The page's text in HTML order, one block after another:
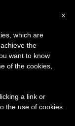
الميلاد… على يد قطّاع الطرق!
x
which are
the
want to know
of the cookies,
a link or
the use of cookies.